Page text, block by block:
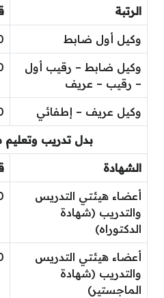
الرتبة
وكيل أول ضابط
وكيل ضابط – رقيب أول
– رقيب – عريف
وكيل عريف – إطفائي
بدل تدريب
الشهادة
أعضاء هيئتي التدريس
والتدريب (شهادة
الدكتوراه)
أعضاء هيئتي التدريس
والتدريب (شهادة
الماجستير)